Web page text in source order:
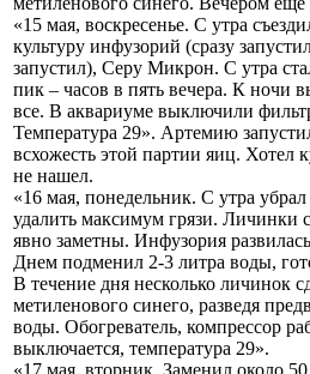
«15 мая, воскресенье. С утра
культуру инфузорий (сразу
запустил), Серу Микрон. С утра
пик – часов в пять вечера. К ночи
все. В аквариуме выключили
Температура 29». Артемию
всхожесть этой партии яиц. Хотел
не нашел.
«16 мая, понедельник. С утра убрал
удалить максимум грязи. Личинки
явно заметны. Инфузория
Днем подменил 2-3 литра воды,
В течение дня несколько личинок
метиленового синего, разведя
воды. Обогреватель, компрессор
выключается, температура 29».
«17 мая, вторник. Заменил около